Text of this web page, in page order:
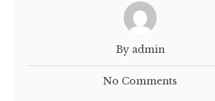
By admin
No Comments